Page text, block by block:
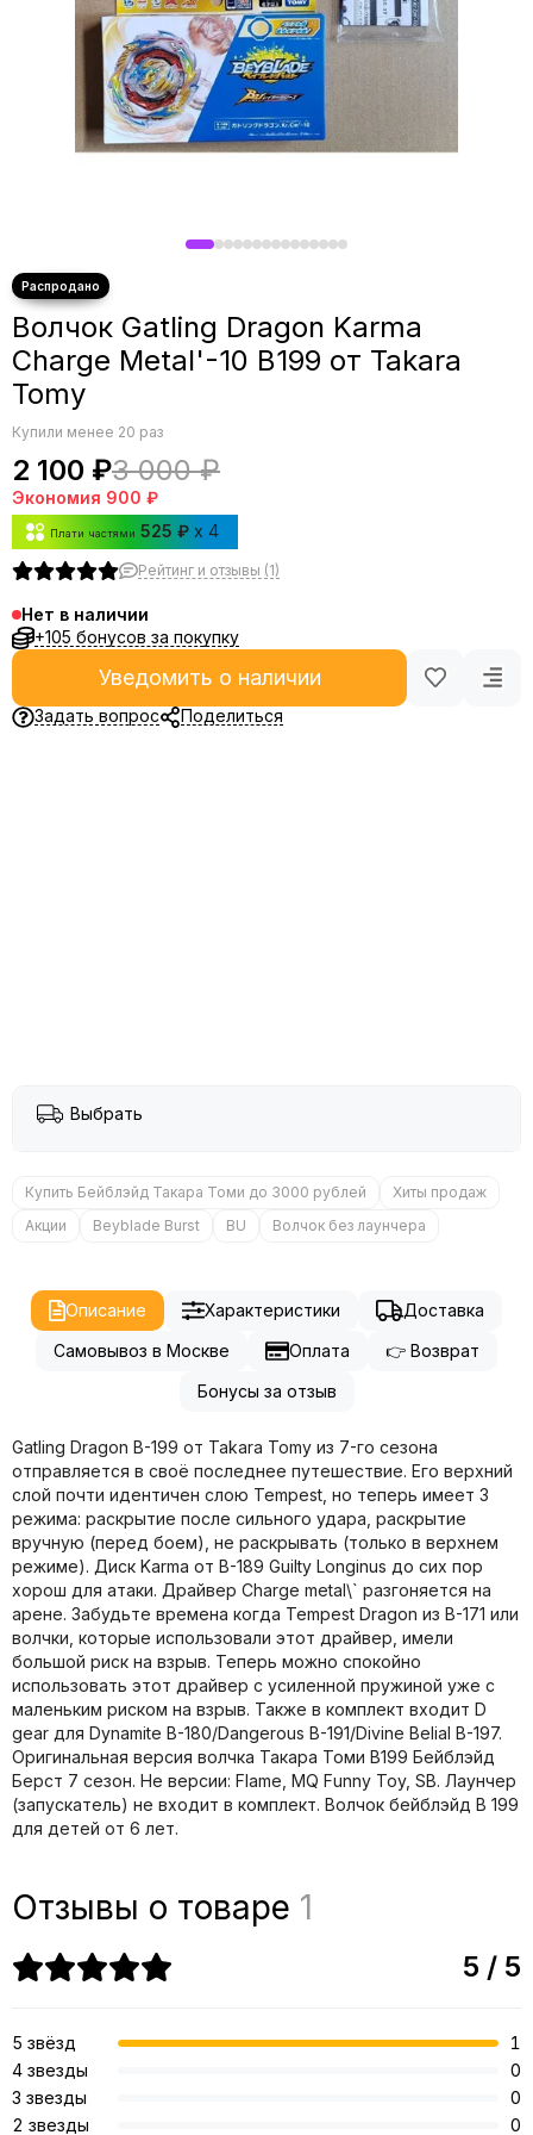
Волчок Gatling Dragon Karma
Charge Metal'-10 B199 от Takara
Tomy
Купили менее 20 раз
2 100 ₽3 000 ₽
Экономия 900 ₽
Плати частями 525 ₽ x 4
Рейтинг и отзывы (1)
Нет в наличии
+105 бонусов за покупку
Уведомить о наличии
Задать вопрос Поделиться
Выбрать
Купить Бейблэйд Такара Томи до 3000 рублей
Хиты продаж
Акции
Beyblade Burst BU Волчок без лаунчера
Описание Характеристики
Доставка
Самовывоз в Москве
Оплата
👉 Возврат
Бонусы за отзыв
Gatling Dragon B-199 от Takara Tomy из 7-го сезона
отправляется в своё последнее путешествие. Его верхний
слой почти идентичен слою Tempest, но теперь имеет 3
режима: раскрытие после сильного удара, раскрытие
вручную (перед боем), не раскрывать (только в верхнем
режиме). Диск Karma от B-189 Guilty Longinus до сих пор
хорош для атаки. Драйвер Charge metal\` разгоняется на
арене. Забудьте времена когда Tempest Dragon из B-171 или
волчки, которые использовали этот драйвер, имели
большой риск на взрыв. Теперь можно спокойно
использовать этот драйвер с усиленной пружиной уже с
маленьким риском на взрыв. Также в комплект входит D
gear для Dynamite B-180/Dangerous B-191/Divine Belial B-197.
Оригинальная версия волчка Такара Томи B199 Бейблэйд
Берст 7 сезон. Не версии: Flame, MQ Funny Toy, SB. Лаунчер
(запускатель) не входит в комплект. Волчок бейблэйд B 199
для детей от 6 лет.
Отзывы о товаре 1
5 / 5
5 звёзд
1
4 звезды
0
3 звезды
0
2 звезды
0